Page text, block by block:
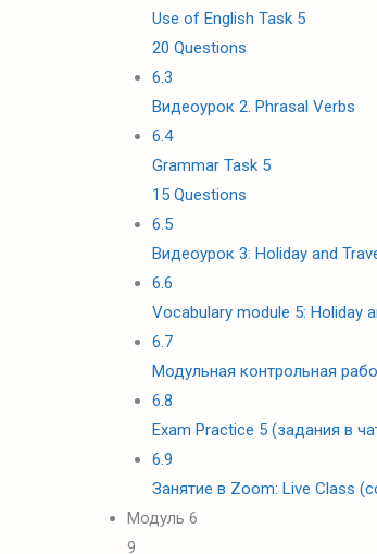
Use of English Task 5
20 Questions
6.3
Видеоурок 2. Phrasal Verbs
6.4
Grammar Task 5
15 Questions
6.5
Видеоурок 3: Holiday and
6.6
Vocabulary module 5: Holiday
6.7
Модульная контрольная
6.8
Exam Practice 5 (задания в
6.9
Занятие в Zoom: Live Class
Модуль 6
9